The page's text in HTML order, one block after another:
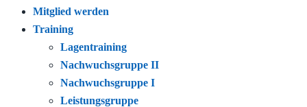
Mitglied werden
Training
Lagentraining
Nachwuchsgruppe II
Nachwuchsgruppe I
Leistungsgruppe